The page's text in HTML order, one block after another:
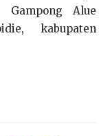
Alue
kabupaten